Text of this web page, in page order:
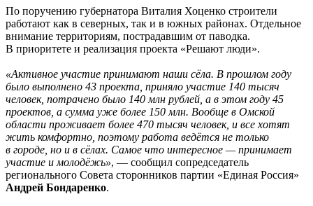
По поручению губернатора Виталия Хоценко строители
работают как в северных, так и в южных районах. Отдельное
внимание территориям, пострадавшим от паводка.
В приоритете и реализация проекта «Решают люди».
«Активное участие принимают наши сёла. В прошлом году
было выполнено 43 проекта, приняло участие 140 тысяч
человек, потрачено было 140 млн рублей, а в этом году 45
проектов, а сумма уже более 150 млн. Вообще в Омской
области проживает более 470 тысяч человек, и все хотят
жить комфортно, поэтому работа ведётся не только
в городе, но и в сёлах. Самое что интересное — принимает
участие и молодёжь», — сообщил сопредседатель
регионального Совета сторонников партии «Единая Россия»
Андрей Бондаренко.